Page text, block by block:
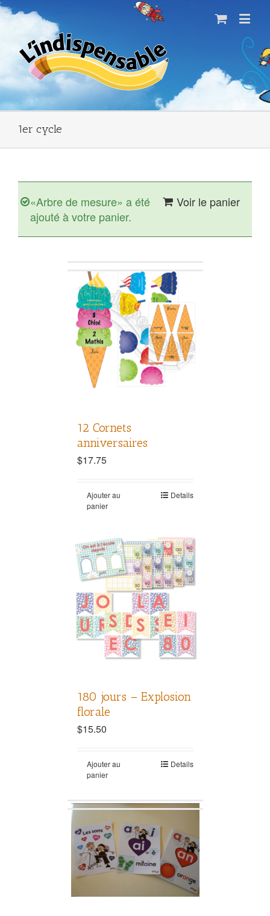
1er cycle
Voir le panier
«Arbre de mesure» a été
ajouté à votre panier.
12 Cornets
anniversaires
$17.75
Ajouter au
panier
Details
180 jours – Explosion
florale
$15.50
Ajouter au
panier
Details